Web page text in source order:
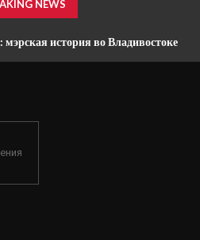
NEWS
история во Владивостоке